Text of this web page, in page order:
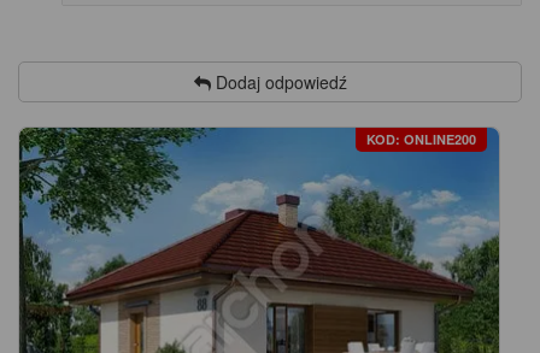
Dodaj odpowiedź
KOD: ONLINE200